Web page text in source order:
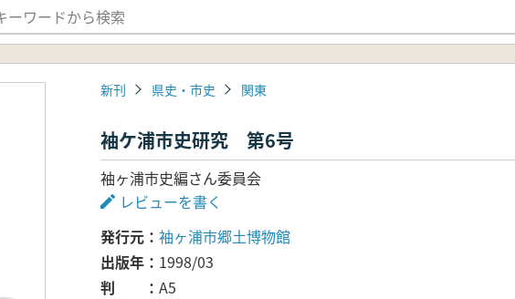
新刊 県史・市史 関東
袖ケ浦市史研究 第6号
袖ヶ浦市史編さん委員会
レビューを書く
発行元
袖ヶ浦市郷土博物館
出版年
1998/03
判
A5